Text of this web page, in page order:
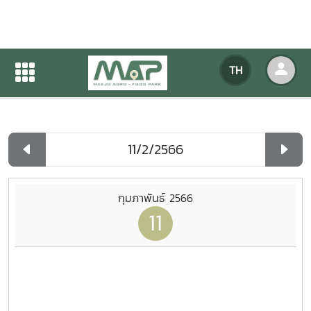
TH
ปฏิทินกิจกรรมของหน่วยงาน
ปฏิทินกิจกรรมของหน่วยงาน
กุมภาพันธ์ 2566
11